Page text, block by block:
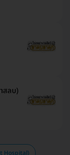
สลบ)
Hospital)